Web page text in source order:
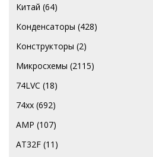
Китай (64)
Конденсаторы (428)
Конструкторы (2)
Микросхемы (2115)
74LVC (18)
74хх (692)
AMP (107)
AT32F (11)